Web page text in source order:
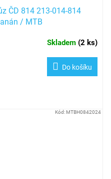
ČD 814 213-014-814
/ MTB
Skladem (2 ks)
Do košíku
Kód:MTBH0842024